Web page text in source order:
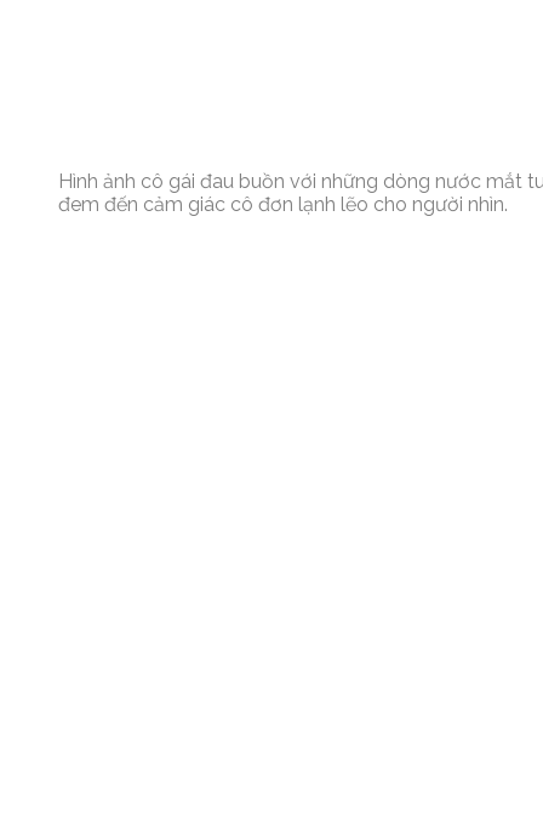
Hình ảnh cô gái đau buồn với những dòng nước mắt
đem đến cảm giác cô đơn lạnh lẽo cho người nhìn.